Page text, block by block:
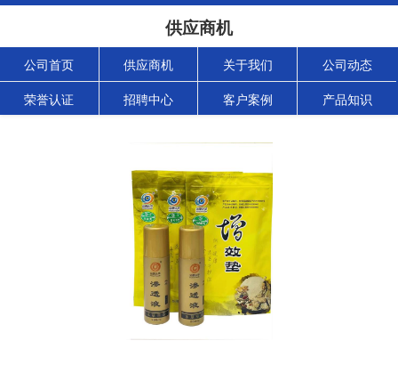
供应商机
公司首页 供应商机 关于我们 公司动态
荣誉认证 招聘中心 客户案例 产品知识